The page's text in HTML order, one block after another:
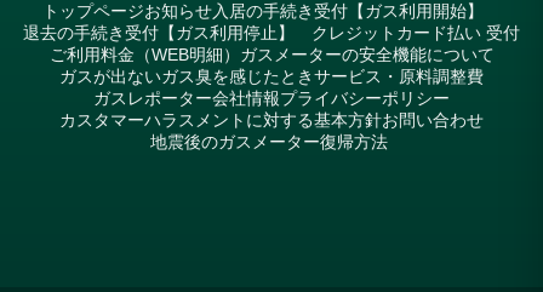
トップページお知らせ入居の手続き受付【ガス利用開始】
退去の手続き受付【ガス利用停止】 クレジットカード払い 受付
ご利用料金（WEB明細） ガスメーターの安全機能について
ガスが出ないガス臭を感じたときサービス・原料調整費
ガスレポーター会社情報プライバシーポリシー
カスタマーハラスメントに対する基本方針お問い合わせ
地震後のガスメーター復帰方法